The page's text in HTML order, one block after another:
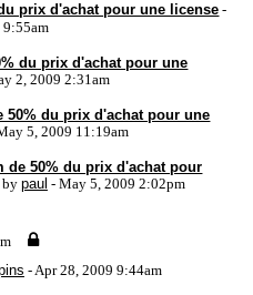
prix d'achat pour une license -
du prix d'achat pour une
2, 2009 2:31am
50% du prix d'achat pour une
5, 2009 11:19am
de 50% du prix d'achat pour
by paul - May 5, 2009 2:02pm
- Apr 28, 2009 9:44am